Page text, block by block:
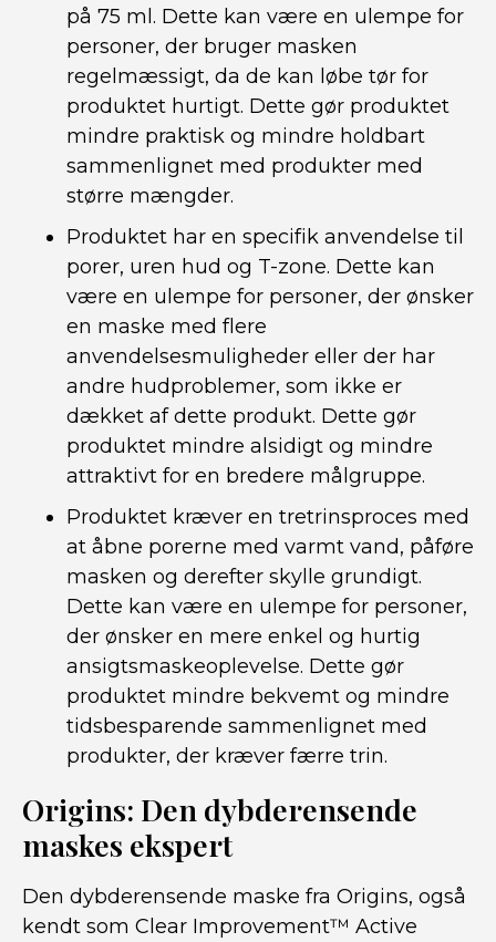
på 75 ml. Dette kan være en ulempe for
personer, der bruger masken
regelmæssigt, da de kan løbe tør for
produktet hurtigt. Dette gør produktet
mindre praktisk og mindre holdbart
sammenlignet med produkter med
større mængder.
Produktet har en specifik anvendelse til
porer, uren hud og T-zone. Dette kan
være en ulempe for personer, der ønsker
en maske med flere
anvendelsesmuligheder eller der har
andre hudproblemer, som ikke er
dækket af dette produkt. Dette gør
produktet mindre alsidigt og mindre
attraktivt for en bredere målgruppe.
Produktet kræver en tretrinsproces med
at åbne porerne med varmt vand, påføre
masken og derefter skylle grundigt.
Dette kan være en ulempe for personer,
der ønsker en mere enkel og hurtig
ansigtsmaskeoplevelse. Dette gør
produktet mindre bekvemt og mindre
tidsbesparende sammenlignet med
produkter, der kræver færre trin.
Origins: Den dybderensende
maskes ekspert
Den dybderensende maske fra Origins, også
kendt som Clear Improvement™ Active